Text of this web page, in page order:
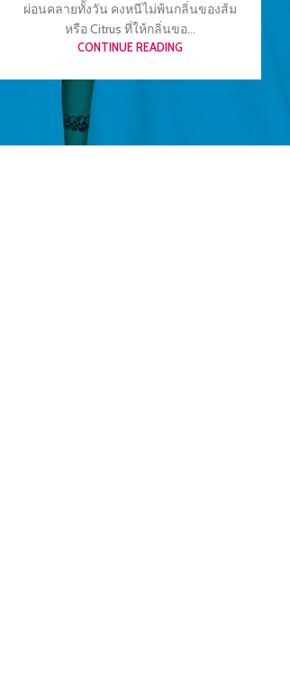
ผ่อนคลายทั้งวัน คงหนีไม่พ้นกลิ่นของส้ม
หรือ Citrus ที่ให้กลิ่นขอ...
CONTINUE READING